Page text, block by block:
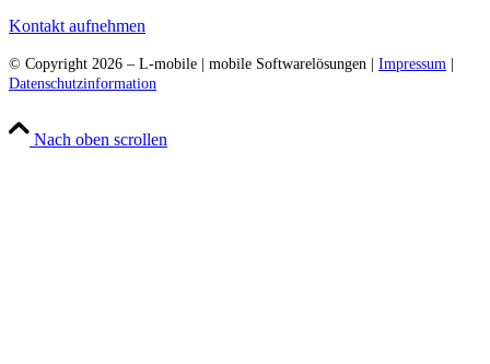
Kontakt aufnehmen
© Copyright 2026 – L-mobile | mobile Softwarelösungen | Impressum
Datenschutzinformation
Nach oben scrollen